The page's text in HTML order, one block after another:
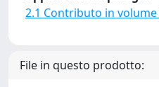
2.1 Contributo in
File in questo prodotto: